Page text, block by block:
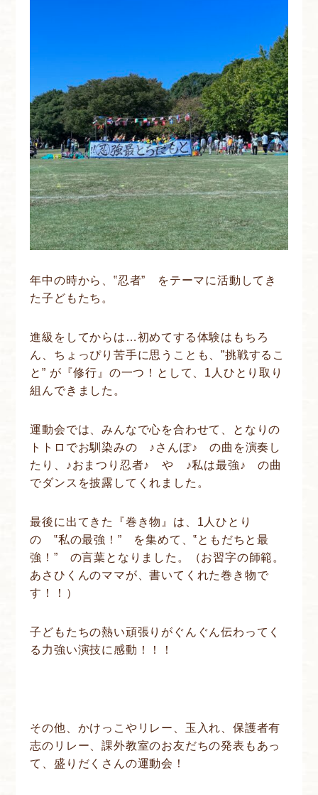
年中の時から、‟忍者” をテーマに活動してき
た子どもたち。
進級をしてからは…初めてする体験はもちろ
ん、ちょっぴり苦手に思うことも、”挑戦するこ
と” が『修行』の一つ！として、1人ひとり取り
組んできました。
運動会では、みんなで心を合わせて、となりの
トトロでお馴染みの ♪さんぽ♪ の曲を演奏し
たり、♪おまつり忍者♪ や ♪私は最強♪ の曲
でダンスを披露してくれました。
最後に出てきた『巻き物』は、1人ひとり
の ‟私の最強！” を集めて、‟ともだちと最
強！” の言葉となりました。（お習字の師範。
あさひくんのママが、書いてくれた巻き物で
す！！）
子どもたちの熱い頑張りがぐんぐん伝わってく
る力強い演技に感動！！！
その他、かけっこやリレー、玉入れ、保護者有
志のリレー、課外教室のお友だちの発表もあっ
て、盛りだくさんの運動会！